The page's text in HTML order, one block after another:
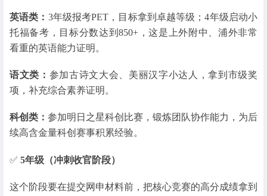
英语类： 3年级报考PET，目标拿到卓越等级；4年级启动小
托福备考，目标分数达到850+，这是上外附中、浦外非常
看重的英语能力证明。
语文类： 参加古诗文大会、美丽汉字小达人，拿到市级奖
项，补充综合素养证明。
科创类： 参加明日之星科创比赛，锻炼团队协作能力，为后
续高含金量科创赛事积累经验。
✅ 5年级（冲刺收官阶段）
这个阶段要在提交网申材料前，把核心竞赛的高分成绩拿到